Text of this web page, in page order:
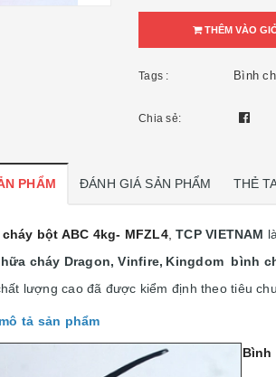
THÊM VÀO
Tags : Bình
Chia sẻ:
PHẨM ĐÁNH GIÁ SẢN PHẨM THẺ
bột ABC 4kg- MFZL4,TCP VIETNAM
cháy Dragon, Vinfire, Kingdom bình
lượng cao đã được kiểm định theo tiêu
tả sản phẩm
Bình